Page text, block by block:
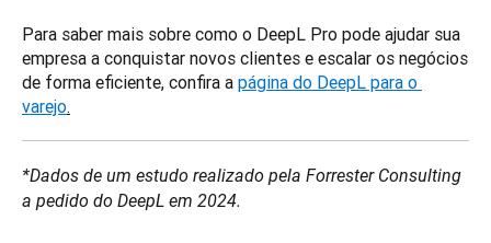
Para saber mais sobre como o DeepL Pro pode ajudar sua
empresa a conquistar novos clientes e escalar os negócios
de forma eficiente, confira a página do DeepL para o
varejo.
*Dados de um estudo realizado pela Forrester Consulting
a pedido do DeepL em 2024.